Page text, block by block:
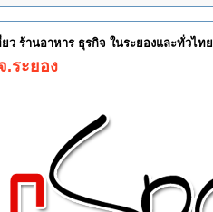
ว ร้านอาหาร ธุรกิจ ในระยองและทั่วไทย
.ระยอง